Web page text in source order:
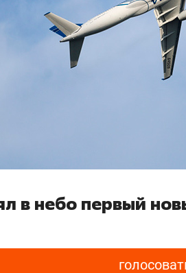
в небо первый